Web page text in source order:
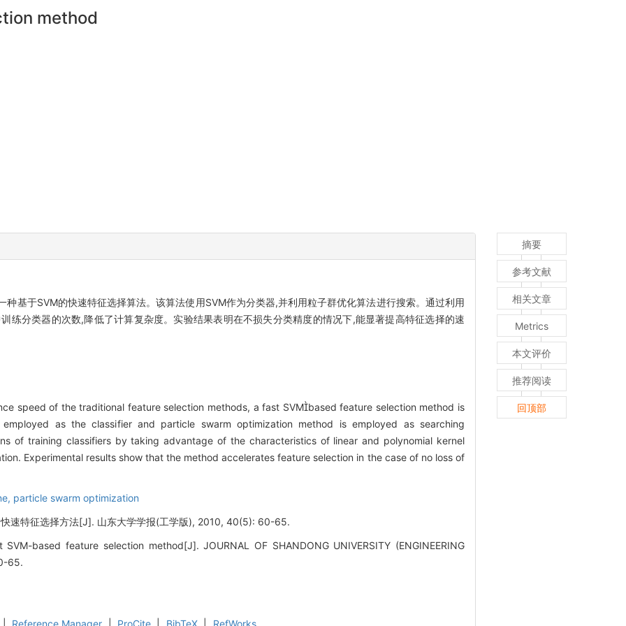
method
基于SVM的快速特征选择算法。该算法使用SVM作为分类器,并利用粒子群优化算法进行搜索。通过利用
练分类器的次数,降低了计算复杂度。实验结果表明在不损失分类精度的情况下,能显著提高特征选择的速
speed of the traditional feature selection methods, a fast SVMbased feature selection method is
as the classifier and particle swarm optimization method is employed as searching
of training classifiers by taking advantage of the characteristics of linear and polynomial kernel
Experimental results show that the method accelerates feature selection in the case of no loss of
particle swarm optimization
速特征选择方法[J]. 山东大学学报(工学版), 2010, 40(5): 60-65.
based feature selection method[J]. JOURNAL OF SHANDONG UNIVERSITY (ENGINEERING
65.
摘要
参考文献
相关文章
Metrics
本文评价
推荐阅读
回顶部